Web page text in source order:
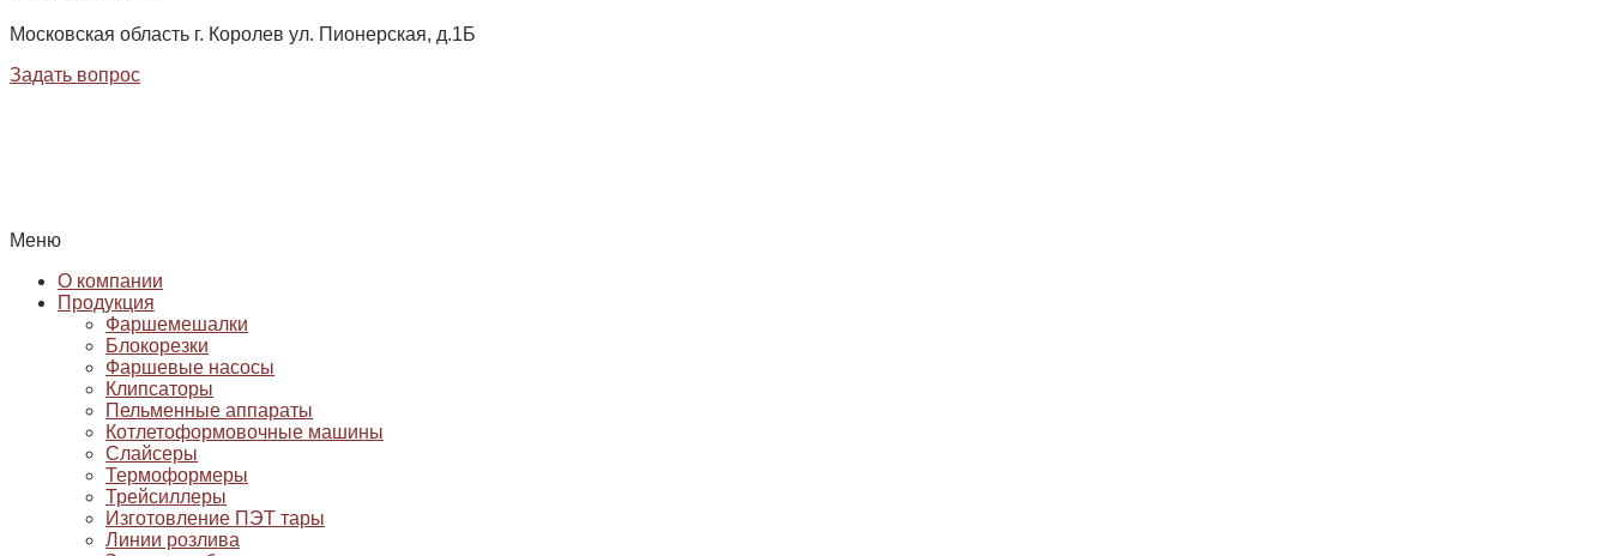
Московская область г. Королев ул. Пионерская, д.1Б
Задать вопрос
Меню
О компании
Продукция
Фаршемешалки
Блокорезки
Фаршевые насосы
Клипсаторы
Пельменные аппараты
Котлетоформовочные машины
Слайсеры
Термоформеры
Трейсиллеры
Изготовление ПЭТ тары
Линии розлива